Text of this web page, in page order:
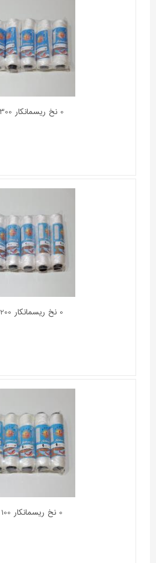
0 نخ ریسمانکار 300 آفتاب
0 نخ ریسمانکار 200 آفتاب
0 نخ ریسمانکار 100 آفتاب